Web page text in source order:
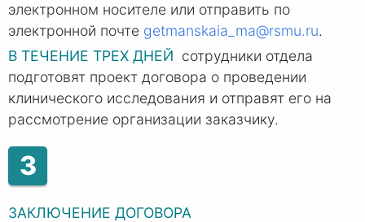
электронном носителе или отправить по
электронной почте getmanskaia_ma@rsmu.ru.
В ТЕЧЕНИЕ ТРЕХ ДНЕЙ сотрудники отдела
подготовят проект договора о проведении
клинического исследования и отправят его на
рассмотрение организации заказчику.
3
ЗАКЛЮЧЕНИЕ ДОГОВОРА